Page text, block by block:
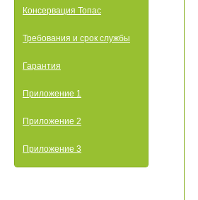
Консервация Топас
Требования и срок службы
Гарантия
Приложение 1
Приложение 2
Приложение 3